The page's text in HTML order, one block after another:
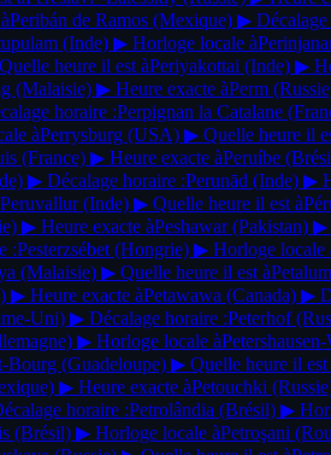
Peribán de Ramos (Mexique) ▶
(Inde) ▶ Horloge locale à
Quelle heure il est àPeriyakottai (Inde) ▶
(Malaisie) ▶ Heure exacte àPerm
horaire :Perpignan la Catalane
àPerrysburg (USA) ▶ Quelle heure il
(France) ▶ Heure exacte àPeruíbe
▶ Décalage horaire :Perunād (Inde) ▶
Peruvallur(Inde) ▶ Quelle heure il est à
▶ Heure exacte àPeshawar(Pakistan) ▶
:Pesterzsébet (Hongrie) ▶ Horloge locale
(Malaisie) ▶ Quelle heure il est à
▶ Heure exacte àPetawawa (Canada) ▶
Uni) ▶ Décalage horaire :Peterhof
▶ Horloge locale àPetershausen-
Bourg (Guadeloupe) ▶ Quelle heure il est
▶ Heure exacte àPetouchki
horaire :Petrolândia (Brésil) ▶
(Brésil) ▶ Horloge locale àPetroşani